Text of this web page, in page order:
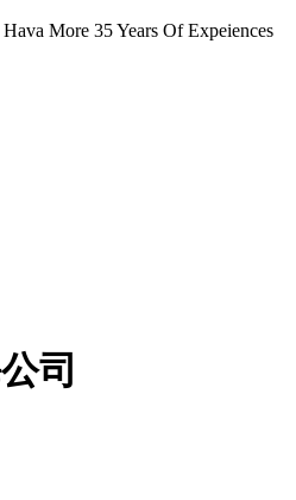
Hava More 35 Years Of Expeiences
司